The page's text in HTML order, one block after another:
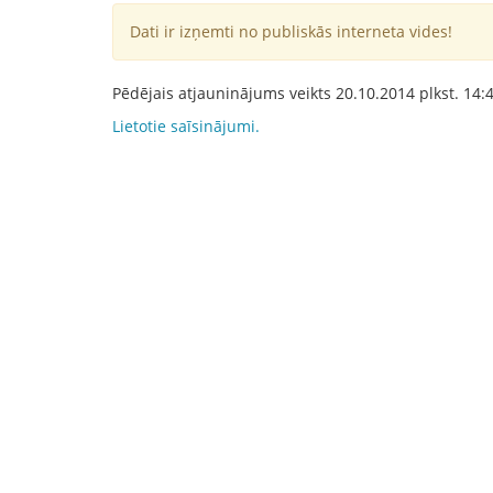
Dati ir izņemti no publiskās interneta vides!
Pēdējais atjauninājums veikts 20.10.2014 plkst.
Lietotie saīsinājumi.